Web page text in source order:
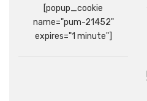
[popup_cookie
name="pum-21452"
expires="1 minute"]